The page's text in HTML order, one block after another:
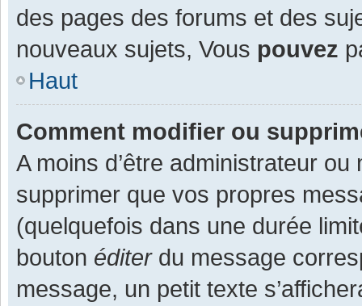
des pages des forums et des
nouveaux sujets, Vous pouvez
Haut
Comment modifier ou
A moins d’être administrateur
supprimer que vos propres
(quelquefois dans une durée
bouton éditerdu message
message, un petit texte